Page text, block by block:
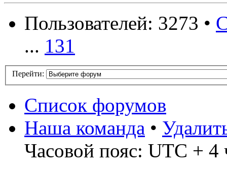
Пользователей: 3273 •
... 131
Перейти:
Список форумов
Наша команда •
Часовой пояс: UTC + 4